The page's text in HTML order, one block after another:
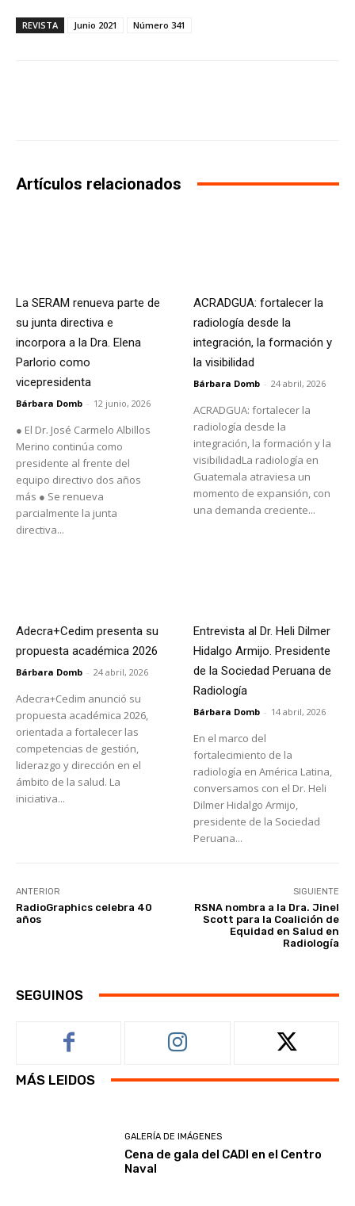
REVISTA Junio 2021 Número 341
Artículos relacionados
La SERAM renueva parte de
su junta directiva e
incorpora a la Dra. Elena
Parlorio como
vicepresidenta
Bárbara Domb - 12 junio, 2026
● El Dr. José Carmelo Albillos
Merino continúa como
presidente al frente del
equipo directivo dos años
más ● Se renueva
parcialmente la junta
directiva...
ACRADGUA: fortalecer la
radiología desde la
integración, la formación y
la visibilidad
Bárbara Domb - 24 abril, 2026
ACRADGUA: fortalecer la
radiología desde la
integración, la formación y la
visibilidadLa radiología en
Guatemala atraviesa un
momento de expansión, con
una demanda creciente...
Adecra+Cedim presenta su
propuesta académica 2026
Bárbara Domb - 24 abril, 2026
Adecra+Cedim anunció su
propuesta académica 2026,
orientada a fortalecer las
competencias de gestión,
liderazgo y dirección en el
ámbito de la salud. La
iniciativa...
Entrevista al Dr. Heli Dilmer
Hidalgo Armijo. Presidente
de la Sociedad Peruana de
Radiología
Bárbara Domb - 14 abril, 2026
En el marco del
fortalecimiento de la
radiología en América Latina,
conversamos con el Dr. Heli
Dilmer Hidalgo Armijo,
presidente de la Sociedad
Peruana...
ANTERIOR
RadioGraphics celebra 40
años
SIGUIENTE
RSNA nombra a la Dra. Jinel
Scott para la Coalición de
Equidad en Salud en
Radiología
SEGUINOS
MÁS LEIDOS
GALERÍA DE IMÁGENES
Cena de gala del CADI en el Centro
Naval